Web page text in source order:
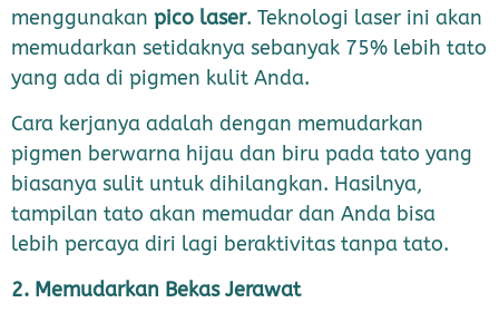
menggunakan pico laser. Teknologi laser ini akan
memudarkan setidaknya sebanyak 75% lebih tato
yang ada di pigmen kulit Anda.
Cara kerjanya adalah dengan memudarkan
pigmen berwarna hijau dan biru pada tato yang
biasanya sulit untuk dihilangkan. Hasilnya,
tampilan tato akan memudar dan Anda bisa
lebih percaya diri lagi beraktivitas tanpa tato.
2. Memudarkan Bekas Jerawat